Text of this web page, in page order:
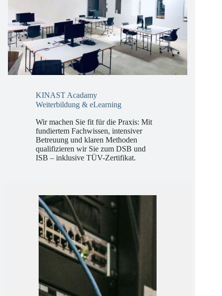
KINAST Acadamy
Wir machen Sie fit für die Praxis: Mit
fundiertem Fachwissen, intensiver
Betreuung und klaren Methoden
qualifizieren wir Sie zum DSB und